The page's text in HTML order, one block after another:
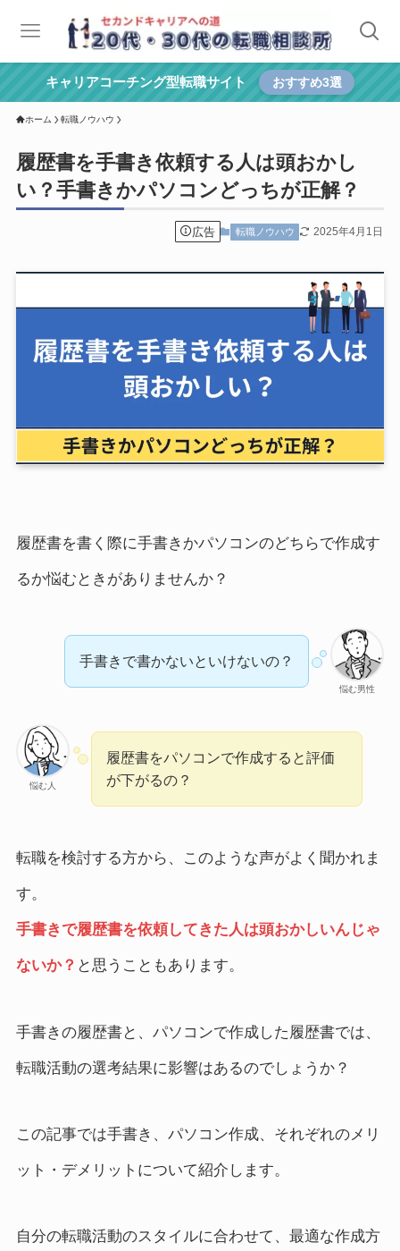
キャリアコーチング型転職サイト おすすめ3選
ホーム 転職ノウハウ
履歴書を手書き依頼する人は頭おかし
い？手書きかパソコンどっちが正解？
広告 転職ノウハウ 2025年4月1日
履歴書を書く際に手書きかパソコンのどちらで作成す
るか悩むときがありませんか？
悩む男性
手書きで書かないといけないの？
悩む人
履歴書をパソコンで作成すると評価
が下がるの？
転職を検討する方から、このような声がよく聞かれま
す。
手書きで履歴書を依頼してきた人は頭おかしいんじゃ
ないか？ と思うこともあります。
手書きの履歴書と、パソコンで作成した履歴書では、
転職活動の選考結果に影響はあるのでしょうか？
この記事では手書き、パソコン作成、それぞれのメリ
ット・デメリットについて紹介します。
自分の転職活動のスタイルに合わせて、最適な作成方